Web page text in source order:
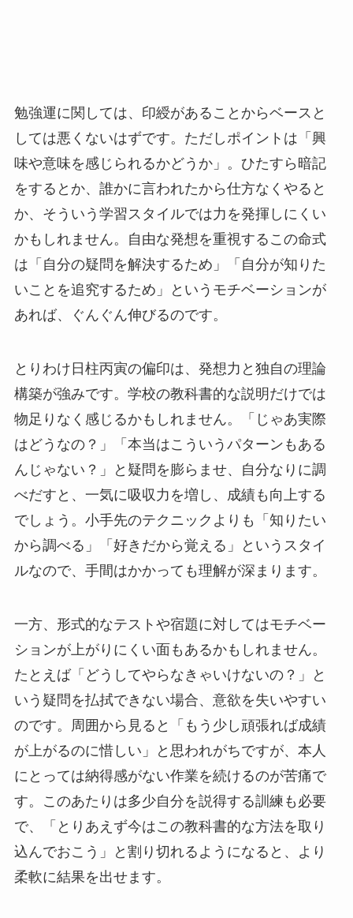
勉強運に関しては、印綬があることからベースと
しては悪くないはずです。ただしポイントは「興
味や意味を感じられるかどうか」。ひたすら暗記
をするとか、誰かに言われたから仕方なくやると
か、そういう学習スタイルでは力を発揮しにくい
かもしれません。自由な発想を重視するこの命式
は「自分の疑問を解決するため」「自分が知りた
いことを追究するため」というモチベーションが
あれば、ぐんぐん伸びるのです。
とりわけ日柱丙寅の偏印は、発想力と独自の理論
構築が強みです。学校の教科書的な説明だけでは
物足りなく感じるかもしれません。「じゃあ実際
はどうなの？」「本当はこういうパターンもある
んじゃない？」と疑問を膨らませ、自分なりに調
べだすと、一気に吸収力を増し、成績も向上する
でしょう。小手先のテクニックよりも「知りたい
から調べる」「好きだから覚える」というスタイ
ルなので、手間はかかっても理解が深まります。
一方、形式的なテストや宿題に対してはモチベー
ションが上がりにくい面もあるかもしれません。
たとえば「どうしてやらなきゃいけないの？」と
いう疑問を払拭できない場合、意欲を失いやすい
のです。周囲から見ると「もう少し頑張れば成績
が上がるのに惜しい」と思われがちですが、本人
にとっては納得感がない作業を続けるのが苦痛で
す。このあたりは多少自分を説得する訓練も必要
で、「とりあえず今はこの教科書的な方法を取り
込んでおこう」と割り切れるようになると、より
柔軟に結果を出せます。